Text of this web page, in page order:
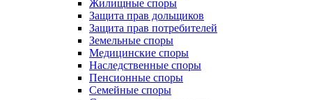
Жилищные споры
Защита прав дольщиков
Защита прав потребителей
Земельные споры
Медицинские споры
Наследственные споры
Пенсионные споры
Семейные споры